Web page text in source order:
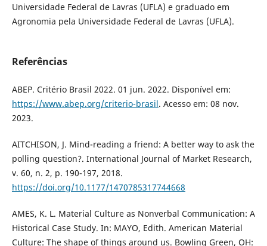
Universidade Federal de Lavras (UFLA) e graduado em
Agronomia pela Universidade Federal de Lavras (UFLA).
Referências
ABEP. Critério Brasil 2022. 01 jun. 2022. Disponível em:
https://www.abep.org/criterio-brasil. Acesso em: 08 nov.
2023.
AITCHISON, J. Mind-reading a friend: A better way to ask the
polling question?. International Journal of Market Research,
v. 60, n. 2, p. 190-197, 2018.
https://doi.org/10.1177/1470785317744668
AMES, K. L. Material Culture as Nonverbal Communication: A
Historical Case Study. In: MAYO, Edith. American Material
Culture: The shape of things around us. Bowling Green, OH: